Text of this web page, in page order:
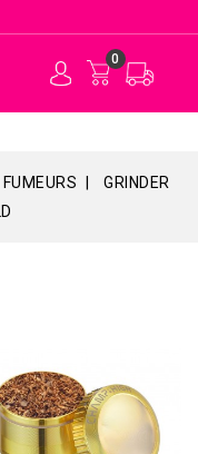
0
FUMEURS
GRINDER